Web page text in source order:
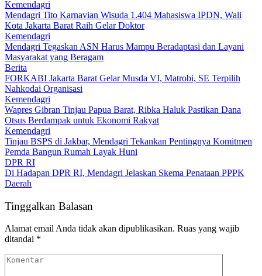
Kemendagri
Mendagri Tito Karnavian Wisuda 1.404 Mahasiswa IPDN, Wali
Kota Jakarta Barat Raih Gelar Doktor
Kemendagri
Mendagri Tegaskan ASN Harus Mampu Beradaptasi dan Layani
Masyarakat yang Beragam
Berita
FORKABI Jakarta Barat Gelar Musda VI, Matrobi, SE Terpilih
Nahkodai Organisasi
Kemendagri
Wapres Gibran Tinjau Papua Barat, Ribka Haluk Pastikan Dana
Otsus Berdampak untuk Ekonomi Rakyat
Kemendagri
Tinjau BSPS di Jakbar, Mendagri Tekankan Pentingnya Komitmen
Pemda Bangun Rumah Layak Huni
DPR RI
Di Hadapan DPR RI, Mendagri Jelaskan Skema Penataan PPPK
Daerah
Tinggalkan Balasan
Alamat email Anda tidak akan dipublikasikan. Ruas yang wajib
ditandai *